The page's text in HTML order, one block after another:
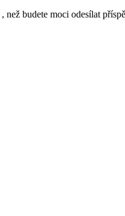
, než budete moci odesílat